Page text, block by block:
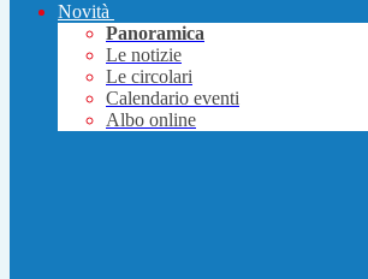
Novità
Panoramica
Le notizie
Le circolari
Calendario eventi
Albo online